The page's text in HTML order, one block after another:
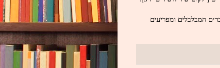
המבלבלים ומפריעים